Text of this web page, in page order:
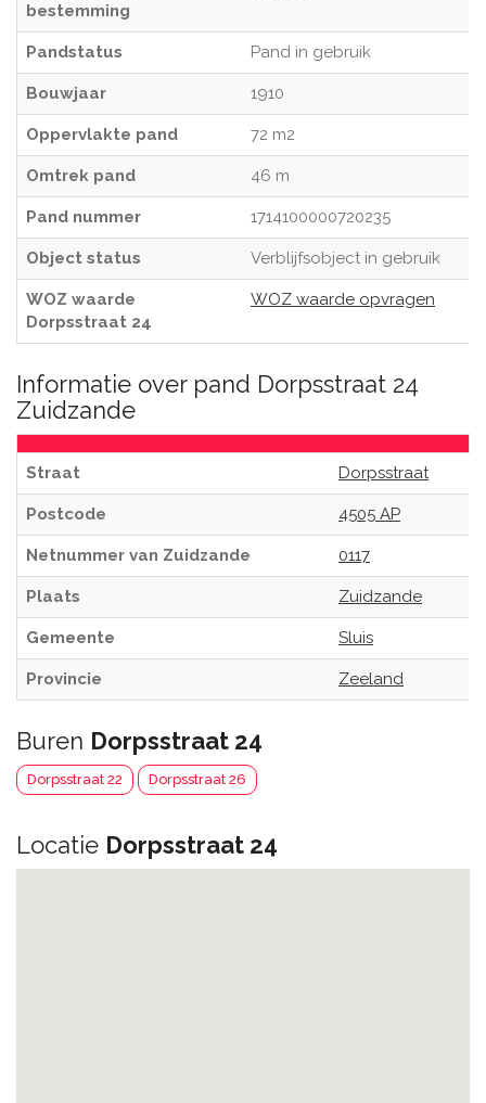
bestemming
Pandstatus Pand in gebruik
Bouwjaar 1910
Oppervlakte pand 72 m2
Omtrek pand 46 m
Pand nummer 1714100000720235
Object status Verblijfsobject in gebruik
WOZ waarde
Dorpsstraat 24
WOZ waarde opvragen
Informatie over pand Dorpsstraat 24
Zuidzande
Straat Dorpsstraat
Postcode 4505 AP
Netnummer van Zuidzande 0117
Plaats Zuidzande
Gemeente Sluis
Provincie Zeeland
Buren Dorpsstraat 24
Dorpsstraat 22 Dorpsstraat 26
Locatie Dorpsstraat 24